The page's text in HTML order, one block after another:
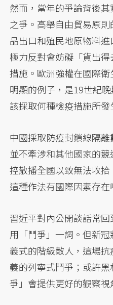
然而，當年的爭論背後
之爭。高舉自由貿易原
品出口和殖民地原物料
極力反對會妨礙「貨出
措施。歐洲強權在國際
明顯的例子，是19世紀
該採取何種檢疫措施所發
中國採取防疫封鎖線隔離
並不牽涉和其他國家的
控散播全國以致無法收拾
這種作法有國際因素存在
習近平對內公開談話常
用「鬥爭」一詞。但新
義式的階級敵人，這場
義的列寧式鬥爭；或許
爭」會提供更好的觀察視